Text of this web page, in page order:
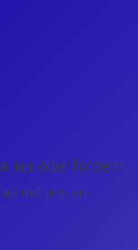
aus oder fordern
mit uns zu